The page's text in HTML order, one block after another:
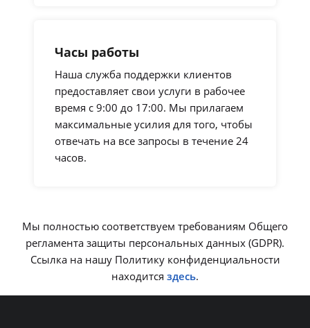
Часы работы
Наша служба поддержки клиентов
предоставляет свои услуги в рабочее
время с 9:00 до 17:00. Мы прилагаем
максимальные усилия для того, чтобы
отвечать на все запросы в течение 24
часов.
Мы полностью соответствуем требованиям Общего
регламента защиты персональных данных (GDPR).
Ссылка на нашу Политику конфиденциальности
находится здесь.